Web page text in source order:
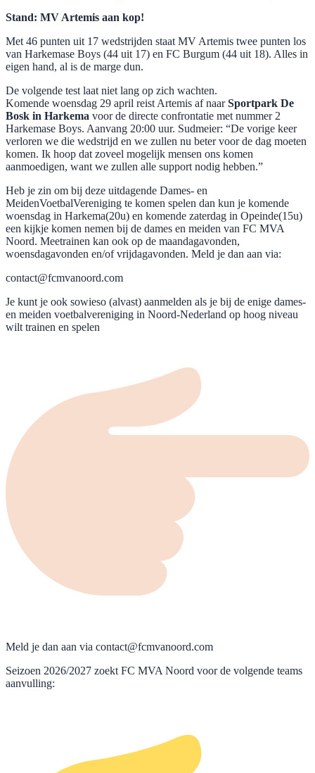
Stand: MV Artemis aan kop!
Met 46 punten uit 17 wedstrijden staat MV Artemis twee punten los
van Harkemase Boys (44 uit 17) en FC Burgum (44 uit 18). Alles in
eigen hand, al is de marge dun.
De volgende test laat niet lang op zich wachten.
Komende woensdag 29 april reist Artemis af naarSportpark De
Bosk in Harkema voor de directe confrontatie met nummer 2
Harkemase Boys. Aanvang 20:00 uur. Sudmeier: “De vorige keer
verloren we die wedstrijd en we zullen nu beter voor de dag moeten
komen. Ik hoop dat zoveel mogelijk mensen ons komen
aanmoedigen, want we zullen alle support nodig hebben.”
Heb je zin om bij deze uitdagende Dames- en
MeidenVoetbalVereniging te komen spelen dan kun je komende
woensdag in Harkema(20u) en komende zaterdag in Opeinde(15u)
een kijkje komen nemen bij de dames en meiden van FC MVA
Noord. Meetrainen kan ook op de maandagavonden,
woensdagavonden en/of vrijdagavonden. Meld je dan aan via:
contact@fcmvanoord.com
Je kunt je ook sowieso (alvast) aanmelden als je bij de enige dames-
en meiden voetbalvereniging in Noord-Nederland op hoog niveau
wilt trainen en spelen
Meld je dan aan via contact@fcmvanoord.com
Seizoen 2026/2027 zoekt FC MVA Noord voor de volgende teams
aanvulling: